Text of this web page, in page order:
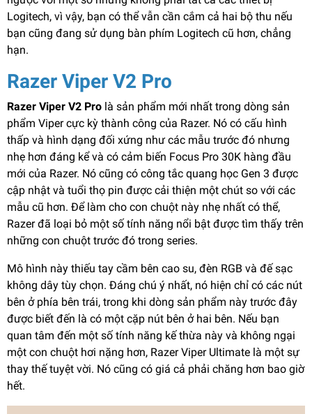
Logitech, vì vậy, bạn có thể vẫn cần cắm cả hai bộ thu nếu
bạn cũng đang sử dụng bàn phím Logitech cũ hơn, chẳng
hạn.
Razer Viper V2 Pro
Razer Viper V2 Pro là sản phẩm mới nhất trong dòng sản
phẩm Viper cực kỳ thành công của Razer. Nó có cấu hình
thấp và hình dạng đối xứng như các mẫu trước đó nhưng
nhẹ hơn đáng kể và có cảm biến Focus Pro 30K hàng đầu
mới của Razer. Nó cũng có công tắc quang học Gen 3 được
cập nhật và tuổi thọ pin được cải thiện một chút so với các
mẫu cũ hơn. Để làm cho con chuột này nhẹ nhất có thể,
Razer đã loại bỏ một số tính năng nổi bật được tìm thấy trên
những con chuột trước đó trong series.
Mô hình này thiếu tay cầm bên cao su, đèn RGB và đế sạc
không dây tùy chọn. Đáng chú ý nhất, nó hiện chỉ có các nút
bên ở phía bên trái, trong khi dòng sản phẩm này trước đây
được biết đến là có một cặp nút bên ở hai bên. Nếu bạn
quan tâm đến một số tính năng kế thừa này và không ngại
một con chuột hơi nặng hơn, Razer Viper Ultimate là một sự
thay thế tuyệt vời. Nó cũng có giá cả phải chăng hơn bao giờ
hết.